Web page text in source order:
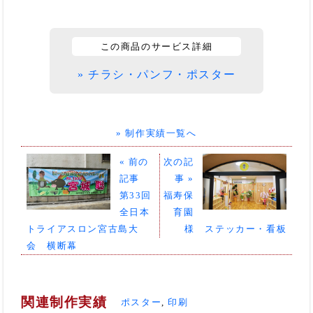
この商品のサービス詳細
» チラシ・パンフ・ポスター
» 制作実績一覧へ
« 前の
記事
第33回
全日本
トライアスロン宮古島大
会 横断幕
次の記
事 »
福寿保
育園
様 ステッカー・看板
関連制作実績 ポスター,印刷